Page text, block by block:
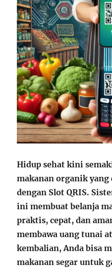
Hidup sehat kini
makanan organik yang
dengan Slot QRIS.
ini membuat belanja
praktis, cepat, dan
membawa uang tunai
kembalian, Anda bisa
makanan segar untuk